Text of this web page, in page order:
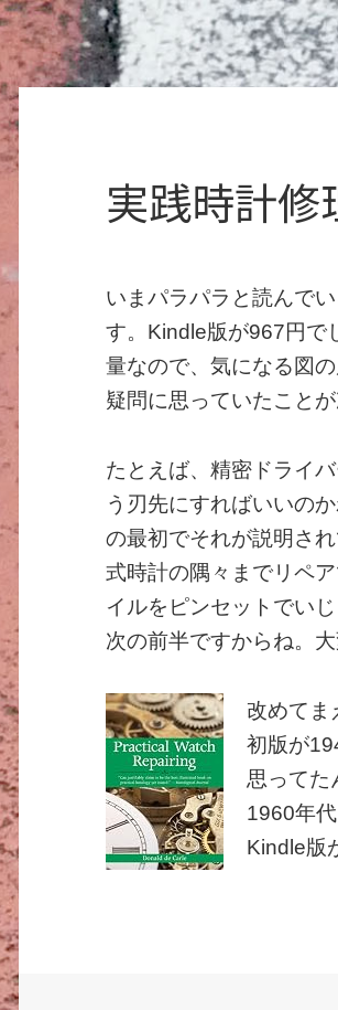
実践時計修
いまパラパラと読んで
す。Kindle版が967円で
量なので、気になる図
疑問に思っていたこと
たとえば、精密ドライ
う刃先にすればいいの
の最初でそれが説明さ
式時計の隅々までリペ
イルをピンセットでい
次の前半ですからね。大
改めてま
初版が
思ってた
1960年
Kindle版